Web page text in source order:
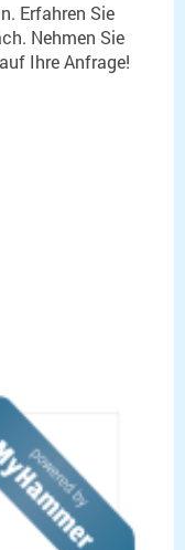
Erfahren Sie
Nehmen Sie
Ihre Anfrage!